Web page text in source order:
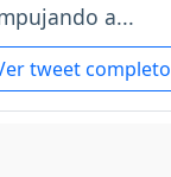
a...
tweet completo